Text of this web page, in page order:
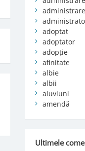
adoptat
adoptator
adopție
afinitate
albie
albii
aluviuni
amendă
Ultimele